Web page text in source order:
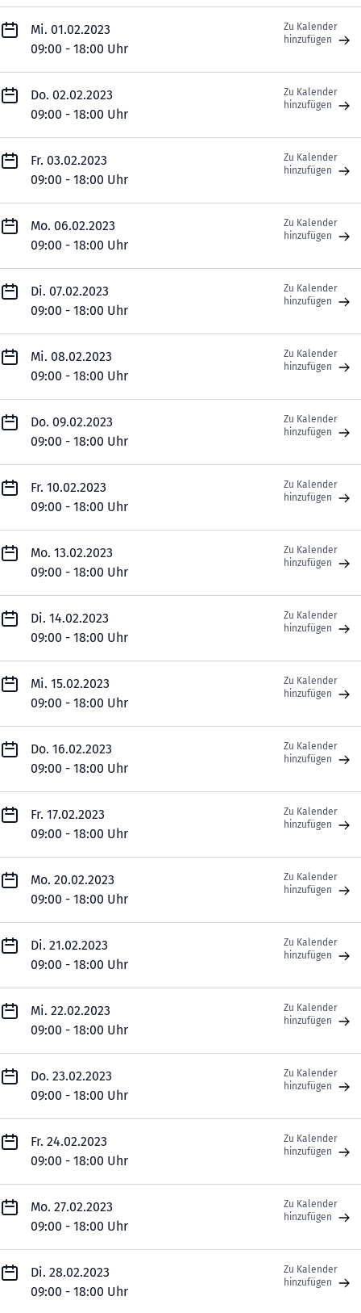
Mi. 01.02.2023
09:00 - 18:00 Uhr
Zu Kalender
hinzufügen
Do. 02.02.2023
09:00 - 18:00 Uhr
Zu Kalender
hinzufügen
Fr. 03.02.2023
09:00 - 18:00 Uhr
Zu Kalender
hinzufügen
Mo. 06.02.2023
09:00 - 18:00 Uhr
Zu Kalender
hinzufügen
Di. 07.02.2023
09:00 - 18:00 Uhr
Zu Kalender
hinzufügen
Mi. 08.02.2023
09:00 - 18:00 Uhr
Zu Kalender
hinzufügen
Do. 09.02.2023
09:00 - 18:00 Uhr
Zu Kalender
hinzufügen
Fr. 10.02.2023
09:00 - 18:00 Uhr
Zu Kalender
hinzufügen
Mo. 13.02.2023
09:00 - 18:00 Uhr
Zu Kalender
hinzufügen
Di. 14.02.2023
09:00 - 18:00 Uhr
Zu Kalender
hinzufügen
Mi. 15.02.2023
09:00 - 18:00 Uhr
Zu Kalender
hinzufügen
Do. 16.02.2023
09:00 - 18:00 Uhr
Zu Kalender
hinzufügen
Fr. 17.02.2023
09:00 - 18:00 Uhr
Zu Kalender
hinzufügen
Mo. 20.02.2023
09:00 - 18:00 Uhr
Zu Kalender
hinzufügen
Di. 21.02.2023
09:00 - 18:00 Uhr
Zu Kalender
hinzufügen
Mi. 22.02.2023
09:00 - 18:00 Uhr
Zu Kalender
hinzufügen
Do. 23.02.2023
09:00 - 18:00 Uhr
Zu Kalender
hinzufügen
Fr. 24.02.2023
09:00 - 18:00 Uhr
Zu Kalender
hinzufügen
Mo. 27.02.2023
09:00 - 18:00 Uhr
Zu Kalender
hinzufügen
Di. 28.02.2023
09:00 - 18:00 Uhr
Zu Kalender
hinzufügen